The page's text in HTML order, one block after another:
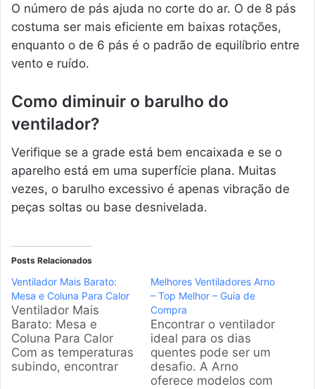
O número de pás ajuda no corte do ar. O de 8 pás
costuma ser mais eficiente em baixas rotações,
enquanto o de 6 pás é o padrão de equilíbrio entre
vento e ruído.
Como diminuir o barulho do
ventilador?
Verifique se a grade está bem encaixada e se o
aparelho está em uma superfície plana. Muitas
vezes, o barulho excessivo é apenas vibração de
peças soltas ou base desnivelada.
Posts Relacionados
Ventilador Mais Barato:
Mesa e Coluna Para Calor
Ventilador Mais
Barato: Mesa e
Coluna Para Calor
Com as temperaturas
subindo, encontrar
Melhores Ventiladores Arno
– Top Melhor – Guia de
Compra
Encontrar o ventilador
ideal para os dias
quentes pode ser um
desafio. A Arno
oferece modelos com